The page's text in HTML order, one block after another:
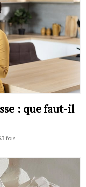
: que faut-il
fois